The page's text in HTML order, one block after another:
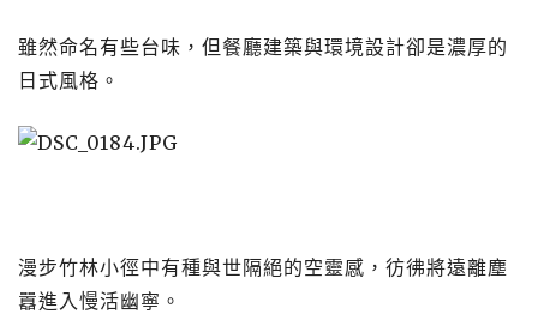
雖然命名有些台味，但餐廳建築與環境設計卻是濃厚的
日式風格。
漫步竹林小徑中有種與世隔絕的空靈感，彷彿將遠離塵
囂進入慢活幽寧。